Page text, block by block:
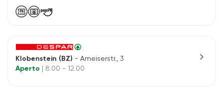
Klobenstein (BZ) - Ameiserstr., 3
Aperto
| 8.00 - 12.00
chevron_right